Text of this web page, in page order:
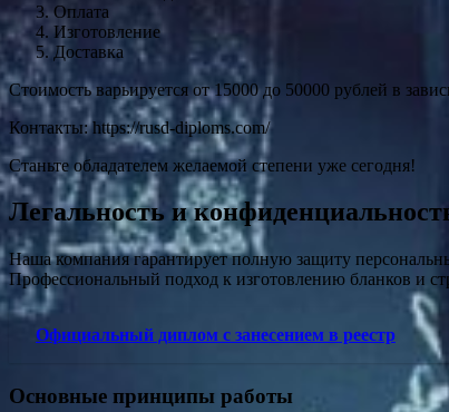
Оплата
Изготовление
Доставка
Стоимость варьируется от 15000 до 50000 рублей в
Контакты: https://rusd-diploms.com/
Станьте обладателем желаемой степени уже сегодня!
Легальность и
Наша компания гарантирует полную защиту
Профессиональный подход к изготовлению бланков и
Официальный диплом с занесением в реестр
Основные принципы работы